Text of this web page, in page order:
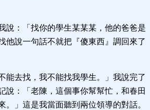
說：「找你的學生某某某，他的爸爸是
他說一句話不就把『傻東西』調回來了
能去找，我不能找我學生。」我說完了
說：「老陳，這個事你幫幫忙，和春田
。」這是我當面聽到兩位領導的對話。